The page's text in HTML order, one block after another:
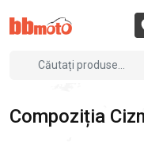
Compoziția